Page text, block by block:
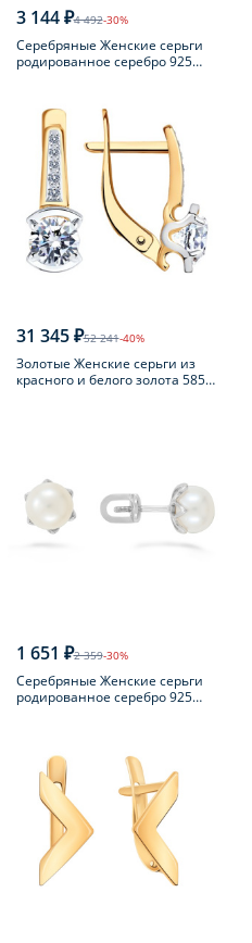
3 144 ₽4 492-30%
Серебряные Женские серьги
родированное серебро 925
31 345 ₽52 241-40%
Золотые Женские серьги из
красного и белого золота 585
1 651 ₽2 359-30%
Серебряные Женские серьги
родированное серебро 925